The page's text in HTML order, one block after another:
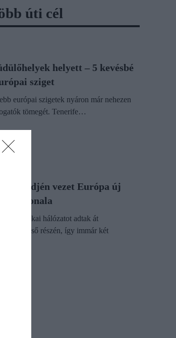
úti cél
helyett – 5 kevésbé
sziget
európai szigetek nyáron már nehezen
tömegét. Tenerife…
földjén vezet Európa új
útvonala
turisztikai hálózatot adtak át
középső részén, így immár két